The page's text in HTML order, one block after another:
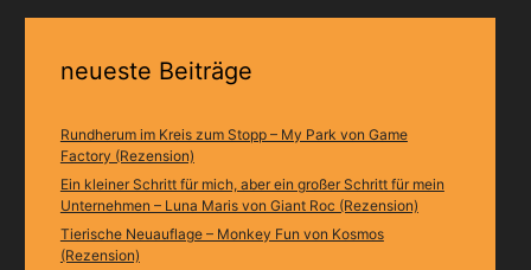
neueste Beiträge
Rundherum im Kreis zum Stopp – My Park von Game
Factory (Rezension)
Ein kleiner Schritt für mich, aber ein großer Schritt für mein
Unternehmen – Luna Maris von Giant Roc (Rezension)
Tierische Neuauflage – Monkey Fun von Kosmos
(Rezension)